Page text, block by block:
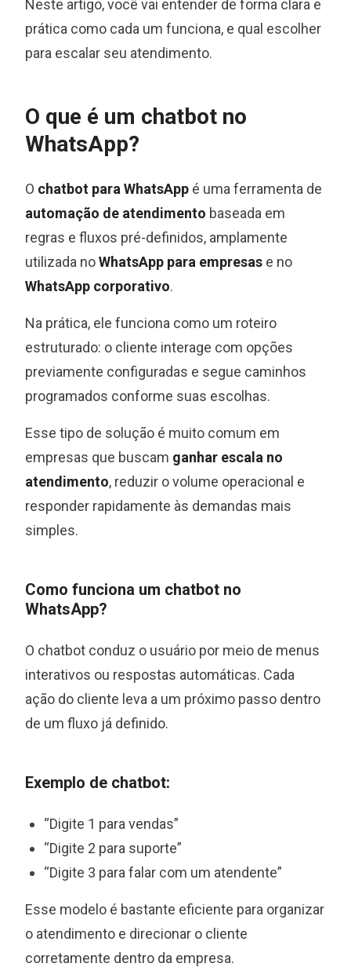
Neste artigo, você vai entender de forma clara e
prática como cada um funciona, e qual escolher
para escalar seu atendimento.
O que é um chatbot no
WhatsApp?
O chatbot para WhatsApp é uma ferramenta de
automação de atendimento baseada em
regras e fluxos pré-definidos, amplamente
utilizada noWhatsApp para empresas e no
WhatsApp corporativo.
Na prática, ele funciona como um roteiro
estruturado: o cliente interage com opções
previamente configuradas e segue caminhos
programados conforme suas escolhas.
Esse tipo de solução é muito comum em
empresas que buscam ganhar escala no
atendimento, reduzir o volume operacional e
responder rapidamente às demandas mais
simples.
Como funciona um chatbot no
WhatsApp?
O chatbot conduz o usuário por meio de menus
interativos ou respostas automáticas. Cada
ação do cliente leva a um próximo passo dentro
de um fluxo já definido.
Exemplo de chatbot:
“Digite 1 para vendas”
“Digite 2 para suporte”
“Digite 3 para falar com um atendente”
Esse modelo é bastante eficiente para organizar
o atendimento e direcionar o cliente
corretamente dentro da empresa.